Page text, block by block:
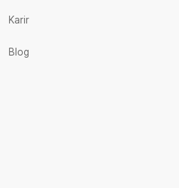
Karir
Blog